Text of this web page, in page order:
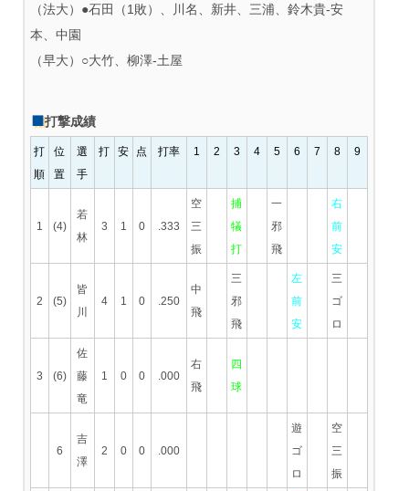
（法大）●石田（1敗）、川名、新井、三浦、鈴木貴‐安
本、中園
（早大）○大竹、柳澤‐土屋
打撃成績
打
順
位
置
選
手
打 安 点 打率 1 2 3 4 5 6 7 8 9
1 (4)
若
林
3 1 0 .333
空
三
振
捕
犠
打
一
邪
飛
右
前
安
2 (5)
皆
川
4 1 0 .250
中
飛
三
邪
飛
左
前
安
三
ゴ
ロ
3 (6)
佐
藤
竜
1 0 0 .000
右
飛
四
球
6
吉
澤
2 0 0 .000
遊
ゴ
ロ
空
三
振